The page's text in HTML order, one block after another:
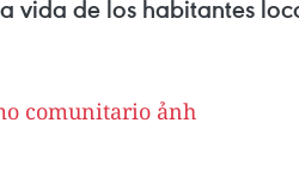
vida de los habitantes